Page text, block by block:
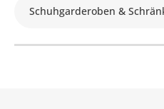
Schuhgarderoben &